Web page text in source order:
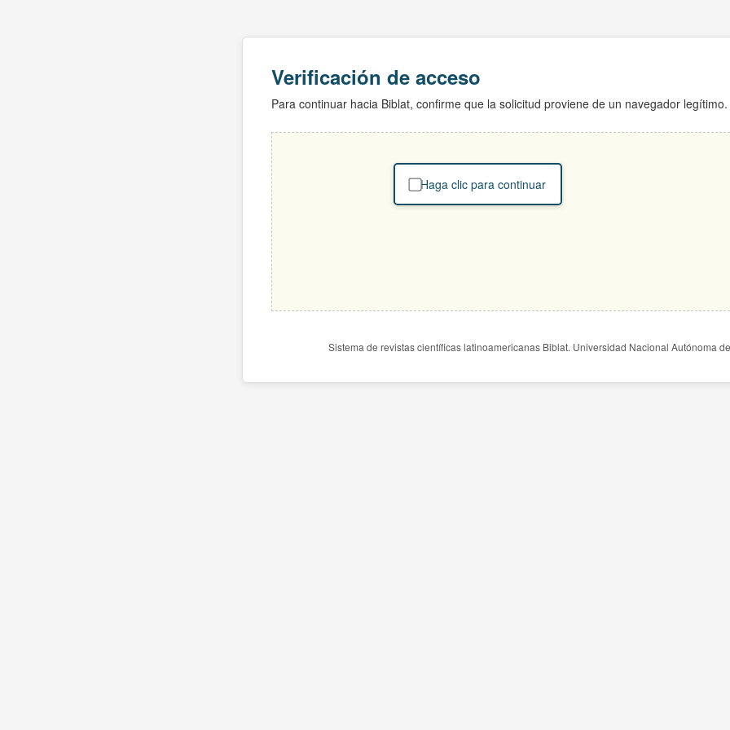
Verificación de acceso
Para continuar hacia Biblat, confirme que la solicitud proviene de un navegador legítimo.
Haga clic para continuar
Sistema de revistas científicas latinoamericanas Biblat. Universidad Nacional Autónoma